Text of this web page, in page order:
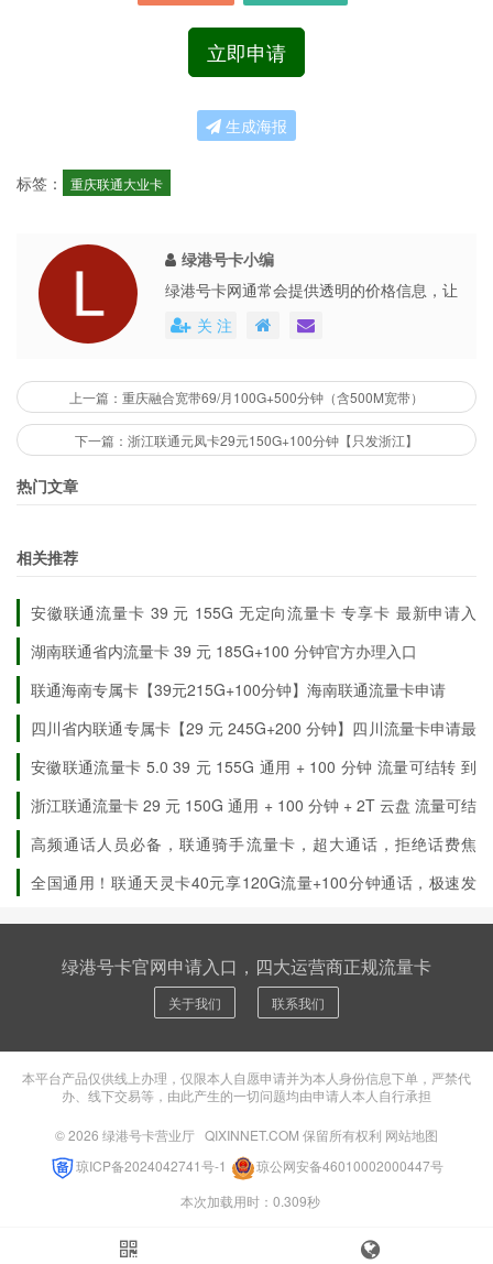
，收货地址必须为重庆市内，归属地为重庆（023 开头号
理
首
充
激活后必须一次性首充 100 元及以上
（任意正规渠道），否则无法
叠加 210G 流量包与 200 分钟通话时长，仅享受原套餐 10G 流量
期
24 个月（长期稳定，到期可续）
配
方
激
活
限
发货后 7 天内完成激活，否则可能影响套餐生效
办
理
道
联通授权渠道 / 号卡分销平台申请
三、其他重要说明
超出通话 0.15 元 / 分钟，短信 0.1 元 / 条
：首充 100 元后，系统在 48-72 小时内自动叠
到卡建议次月 1 日激活更划算）
：支持所有标准 SIM 卡手机，新老机型通用，5G
手机可享受高速网络体验
售后支持 10010，可通过联通 APP 进行业务查
询、充值缴费等操作
：同一用户名下最多办理 5 张联通手机卡，超出无
立即申请
生成海报
标签： 重庆联通大业卡
绿港号卡小编
绿港号卡网通常会提供透明的价格信息，让
用户能够清楚地了解到每个号卡套餐的具体
费用。这些平台还会不定期地推出各种优惠
了市场的公平竞争。
关 注
上一篇：重庆融合宽带69/月100G+500分钟（含500M宽带）
下一篇：浙江联通元凤卡29元150G+100分钟【只发浙江】
热门文章
相关推荐
安徽联通流量卡 39 元 155G 无定向流量卡 专享卡 最新申请入
口湖南联通省内流量卡 39 元 185G+100 分钟官方办理入口
联通海南专属卡【39元215G+100分钟】海南联通流量卡申请
四川省内联通专属卡【29 元 245G+200 分钟】四川流量卡申请最
新优惠详情
安徽联通流量卡 5.0 39 元 155G 通用 + 100 分钟 流量可结转 到
期自动续约
浙江联通流量卡 29 元 150G 通用 + 100 分钟 + 2T 云盘 流量可结
转高频通话人员必备，联通骑手流量卡，超大通话，拒绝话费焦
虑！
全国通用！联通天灵卡40元享120G流量+100分钟通话，极速发
绿港号卡官网申请入口，四大运营商正规流量卡
关于我们 联系我们
本平台产品仅供线上办理，仅限本人自愿申请并为本人身份信息下单，严禁代
办、线下交易等，由此产生的一切问题均由申请人本人自行承担
© 2026 绿港号卡营业厅 QIXINNET.COM 保留所有权利 网站地图
琼ICP备2024042741号-1
琼公网安备46010002000447号
本次加载用时：0.309秒